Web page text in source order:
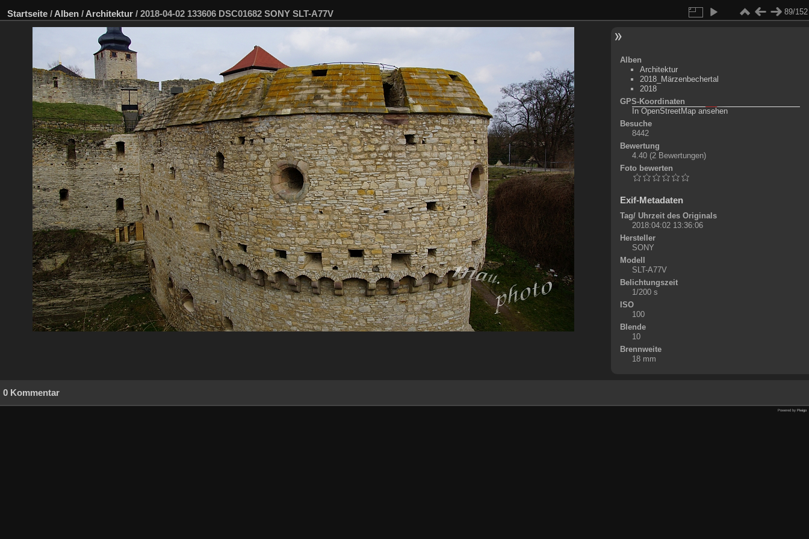
Startseite / Alben / Architektur / 2018-04-02 133606 DSC01682 SONY SLT-A77V 89/152
Alben
Architektur
2018_Märzenbechertal
2018
GPS-Koordinaten
+
-
©
In OpenStreetMap ansehen
Besuche
8442
Bewertung
4.40 (2 Bewertungen)
Foto bewerten
Exif-Metadaten
Tag/ Uhrzeit des Originals
2018:04:02 13:36:06
Hersteller
SONY
Modell
SLT-A77V
Belichtungszeit
1/200 s
ISO
100
Blende
10
Brennweite
18 mm
0 Kommentar
Powered by Piwigo